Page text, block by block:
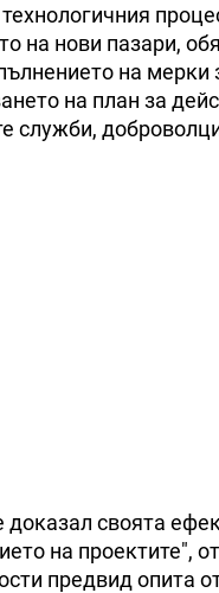
на нови пазари,
на мерки
на план за
служби,
доказал своята
на проектите",
предвид опита